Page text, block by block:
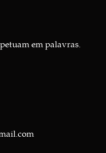
em palavras.